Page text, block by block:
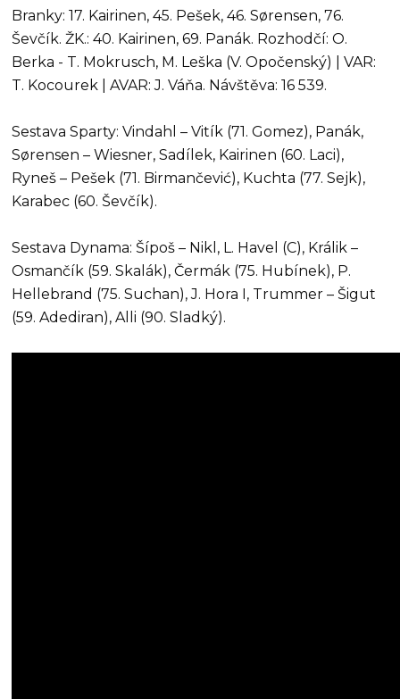
Branky: 17. Kairinen, 45. Pešek, 46. Sørensen, 76.
Ševčík. ŽK.: 40. Kairinen, 69. Panák. Rozhodčí: O.
Berka - T. Mokrusch, M. Leška (V. Opočenský) | VAR:
T. Kocourek | AVAR: J. Váňa. Návštěva: 16 539.
Sestava Sparty: Vindahl – Vitík (71. Gomez), Panák,
Sørensen – Wiesner, Sadílek, Kairinen (60. Laci),
Ryneš – Pešek (71. Birmančević), Kuchta (77. Sejk),
Karabec (60. Ševčík).
Sestava Dynama: Šípoš – Nikl, L. Havel (C), Králik –
Osmančík (59. Skalák), Čermák (75. Hubínek), P.
Hellebrand (75. Suchan), J. Hora I, Trummer – Šigut
(59. Adediran), Alli (90. Sladký).